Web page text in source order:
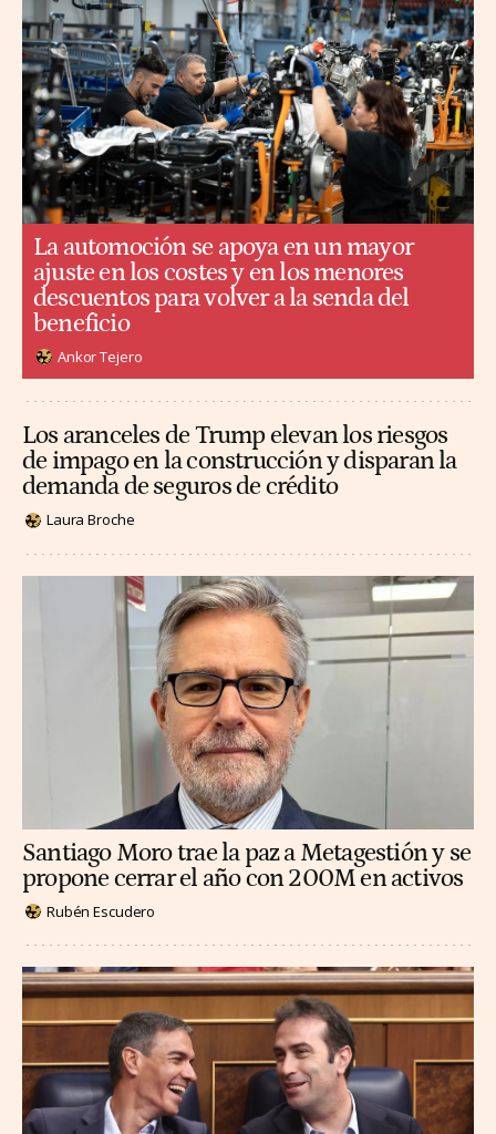
La automoción se apoya en un mayor
ajuste en los costes y en los menores
descuentos para volver a la senda del
beneficio
Ankor Tejero
Los aranceles de Trump elevan los riesgos
de impago en la construcción y disparan la
demanda de seguros de crédito
Laura Broche
Santiago Moro trae la paz a Metagestión y se
propone cerrar el año con 200M en activos
Rubén Escudero